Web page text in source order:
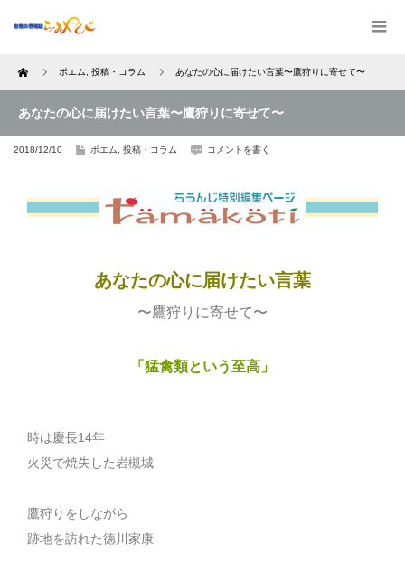
Home ポエム 投稿・コラム あなたの心に届けたい言葉〜鷹狩りに寄せて〜
あなたの心に届けたい言葉〜鷹狩りに寄せて〜
2018/12/10 ポエム 投稿・コラム コメントを書く
あなたの心に届けたい言葉
〜鷹狩りに寄せて〜
「猛禽類という至高」
時は慶長14年
火災で焼失した岩槻城
鷹狩りをしながら
跡地を訪れた徳川家康